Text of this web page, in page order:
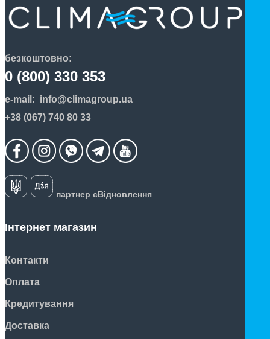
безкоштовно:
0 (800) 330 353
e-mail: info@climagroup.ua
+38 (067) 740 80 33
партнер єВідновлення
Інтернет магазин
Контакти
Оплата
Кредитування
Доставка